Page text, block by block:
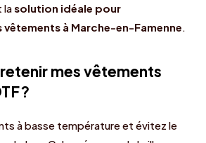
lasolution idéale pour
vêtements à Marche-en-Famenne.
mes vêtements
?
à basse température et évitez le